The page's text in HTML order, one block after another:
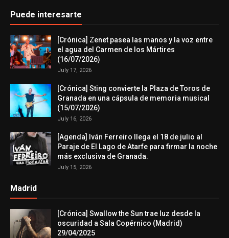
Puede interesarte
[Crónica] Zenet pasea las manos y la voz entre
el agua del Carmen de los Mártires
(16/07/2026)
July 17, 2026
[Crónica] Sting convierte la Plaza de Toros de
Granada en una cápsula de memoria musical
(15/07/2026)
July 16, 2026
[Agenda] Iván Ferreiro llega el 18 de julio al
Paraje de El Lago de Atarfe para firmar la noche
más exclusiva de Granada.
July 15, 2026
Madrid
[Crónica] Swallow the Sun trae luz desde la
oscuridad a Sala Copérnico (Madrid)
29/04/2025